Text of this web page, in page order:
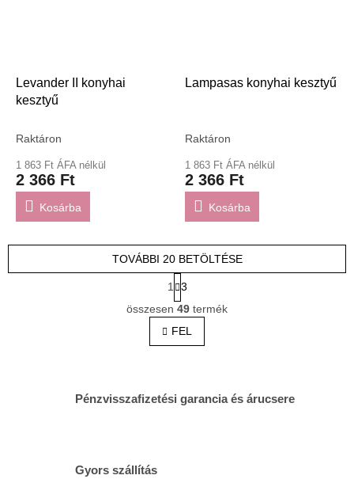
Levander II konyhai
kesztyű
Raktáron
1 863 Ft ÁFA nélkül
2 366 Ft
Kosárba
Lampasas konyhai kesztyű
Raktáron
1 863 Ft ÁFA nélkül
2 366 Ft
Kosárba
L
i
s
t
r
á
TOVÁBBI 20 BETÖLTÉSE
a
p
o
z
á
1
3
összesen 49 termék
FEL
Pénzvisszafizetési garancia és árucsere
Gyors szállítás